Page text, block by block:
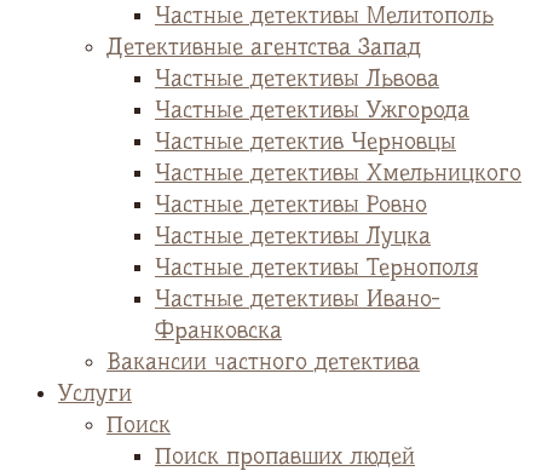
Частные детективы Мелитополь
Детективные агентства Запад
Частные детективы Львова
Частные детективы Ужгорода
Частные детектив Черновцы
Частные детективы Хмельницкого
Частные детективы Ровно
Частные детективы Луцка
Частные детективы Тернополя
Частные детективы Ивано-
Франковска
Вакансии частного детектива
Услуги
Поиск
Поиск пропавших людей